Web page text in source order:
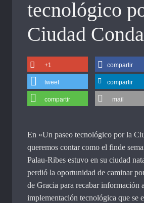
tecnológico
Ciudad
+1 compartir
tweet compartir
compartir mail
En «Un paseo tecnológico por la
queremos contar como el finde
Palau-Ribes estuvo en su ciudad
perdió la oportunidad de caminar
de Gracia para recabar información
implementación tecnológica que se